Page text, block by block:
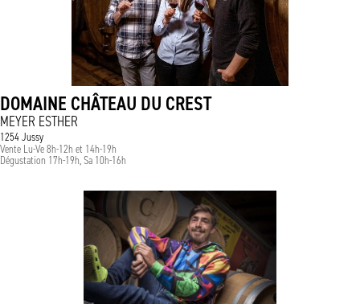
DOMAINE CHÂTEAU DU CREST
MEYER ESTHER
1254 Jussy
Vente Lu-Ve 8h-12h et 14h-19h
Dégustation 17h-19h, Sa 10h-16h